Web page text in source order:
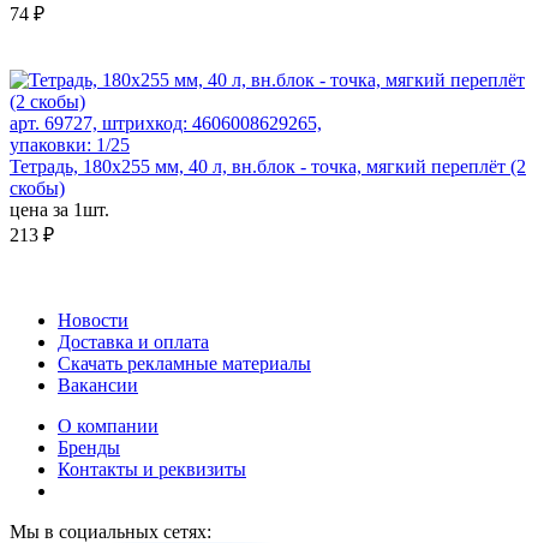
74 ₽
арт. 69727, штрихкод: 4606008629265,
упаковки: 1/25
Тетрадь, 180х255 мм, 40 л, вн.блок - точка, мягкий переплёт (2
скобы)
цена за 1шт.
213 ₽
Новости
Доставка и оплата
Скачать рекламные материалы
Вакансии
О компании
Бренды
Контакты и реквизиты
Мы в социальных сетях: